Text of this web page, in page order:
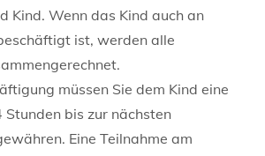
Kind. Wenn das Kind auch an
ist, werden alle
müssen Sie dem Kind eine
bis zur nächsten
Eine Teilnahme am